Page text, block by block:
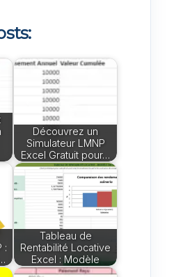
Découvrez un
Simulateur LMNP
Excel Gratuit pour…
:
Tableau de
Rentabilité Locative
Excel : Modèle